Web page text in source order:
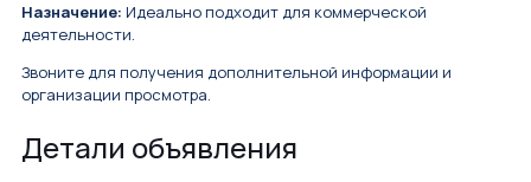
Назначение: Идеально подходит для коммерческой
деятельности.
Звоните для получения дополнительной информации и
организации просмотра.
Детали объявления